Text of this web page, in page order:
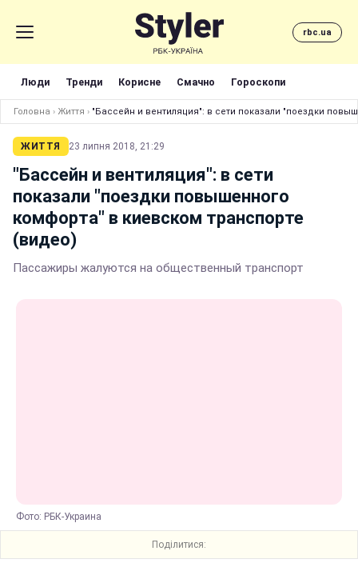
rbc.ua
Люди Тренди Корисне Смачно Гороскопи
Головна › Життя › "Бассейн и вентиляция": в сети показали "поездки
ЖИТТЯ 23 липня 2018, 21:29
"Бассейн и вентиляция": в сети
показали "поездки повышенного
комфорта" в киевском транспорте
(видео)
Пассажиры жалуются на общественный транспорт
Фото: РБК-Украина
Поділитися: